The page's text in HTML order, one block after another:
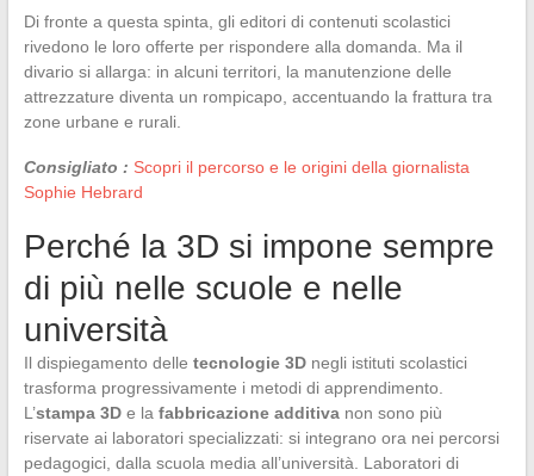
Di fronte a questa spinta, gli editori di contenuti scolastici
rivedono le loro offerte per rispondere alla domanda. Ma il
divario si allarga: in alcuni territori, la manutenzione delle
attrezzature diventa un rompicapo, accentuando la frattura tra
zone urbane e rurali.
Consigliato : Scopri il percorso e le origini della giornalista
Sophie Hebrard
Perché la 3D si impone sempre
di più nelle scuole e nelle
università
Il dispiegamento delle tecnologie 3Dnegli istituti scolastici
trasforma progressivamente i metodi di apprendimento.
L’stampa 3De la fabbricazione additivanon sono più
riservate ai laboratori specializzati: si integrano ora nei percorsi
pedagogici, dalla scuola media all’università. Laboratori di